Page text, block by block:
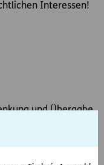
Interessen!
und Übergabe